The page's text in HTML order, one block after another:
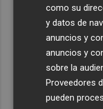
como su
y datos de
anuncios y
anuncios y
sobre la
Proveedores
pueden